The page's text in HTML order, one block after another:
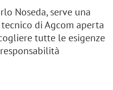
Noseda, serve una
di Agcom aperta
tutte le esigenze